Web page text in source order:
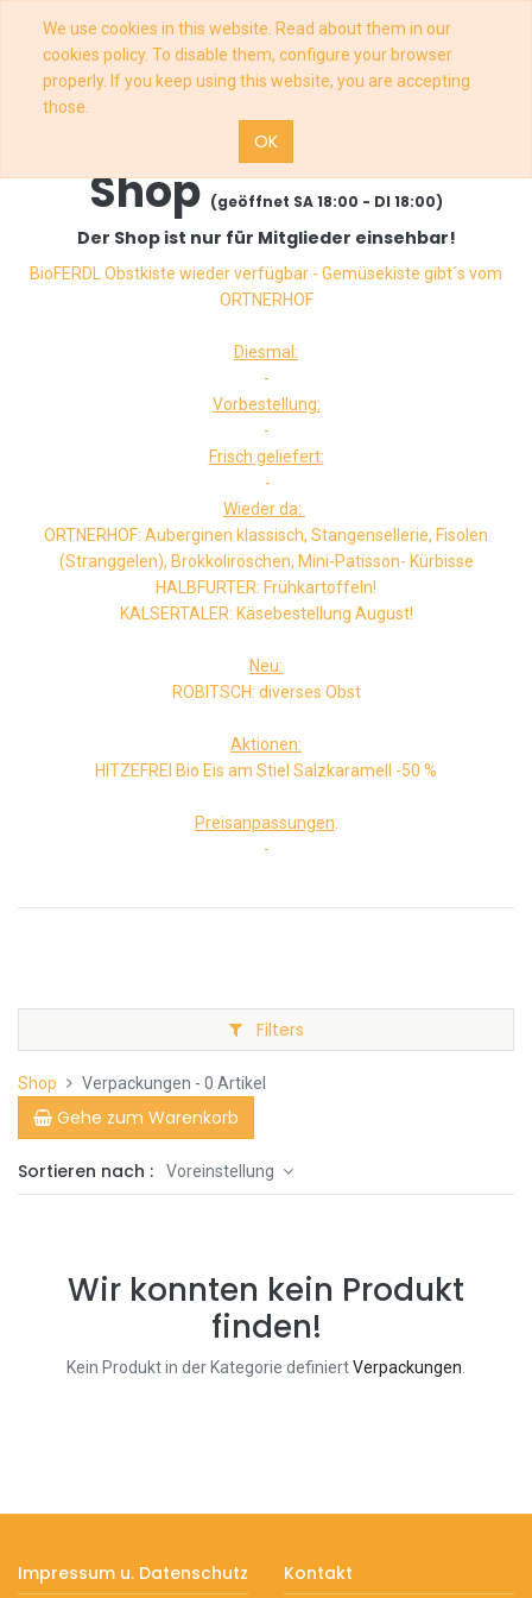
We use cookies in this website. Read about them in our
cookies policy. To disable them, configure your browser
properly. If you keep using this website, you are accepting
those.
OK
Shop(geöffnet SA 18:00 - DI 18:00)
Der Shop ist nur für Mitglieder einsehbar!
BioFERDL Obstkiste wieder verfügbar - Gemüsekiste gibt´s vom
ORTNERHOF
Diesmal:
-
Vorbestellung:
-
Frisch geliefert:
-
Wieder da:
ORTNERHOF: Auberginen klassisch, Stangensellerie, Fisolen
(Stranggelen), Brokkoliröschen, Mini-Patisson- Kürbisse
HALBFURTER: Frühkartoffeln!
KALSERTALER: Käsebestellung August!
Neu:
ROBITSCH: diverses Obst
Aktionen:
HITZEFREI Bio Eis am Stiel Salzkaramell -50 %
Preisanpassungen:
-
Filters
Shop Verpackungen - 0 Artikel
Gehe zum Warenkorb
Sortieren nach : Voreinstellung
Wir konnten kein Produkt
finden!
Kein Produkt in der Kategorie definiertVerpackungen
Impressum u. Datenschutz Kontakt